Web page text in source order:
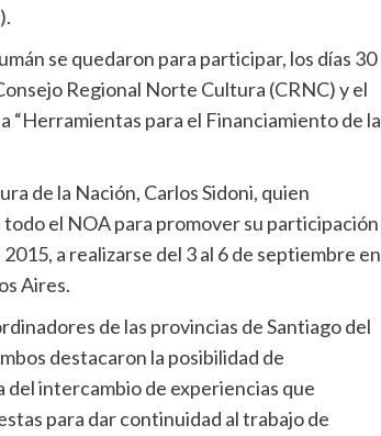
se quedaron para participar, los días 30
Regional Norte Cultura (CRNC) y el
“Herramientas para el Financiamiento de la
de la Nación, Carlos Sidoni, quien
el NOA para promover su participación
a realizarse del 3 al 6 de septiembre en
Aires.
de las provincias de Santiago del
destacaron la posibilidad de
intercambio de experiencias que
para dar continuidad al trabajo de